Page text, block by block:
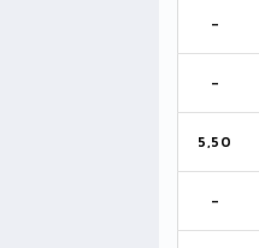
-
-
5,50
-